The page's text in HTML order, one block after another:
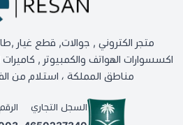
متجر الكتروني , جوالات, قطع غيار
اكسسوارات الهواتف والكمبيوتر ,
مناطق المملكة ، استلام من
السجل التجاري